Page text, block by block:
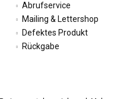
Abrufservice
Mailing & Lettershop
Defektes Produkt
Rückgabe